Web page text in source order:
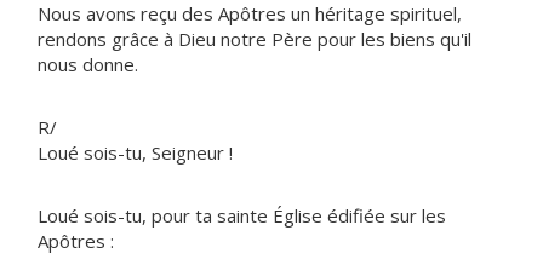
Nous avons reçu des Apôtres un héritage spirituel,
rendons grâce à Dieu notre Père pour les biens qu'il
nous donne.
R/
Loué sois-tu, Seigneur !
Loué sois-tu, pour ta sainte Église édifiée sur les
Apôtres :